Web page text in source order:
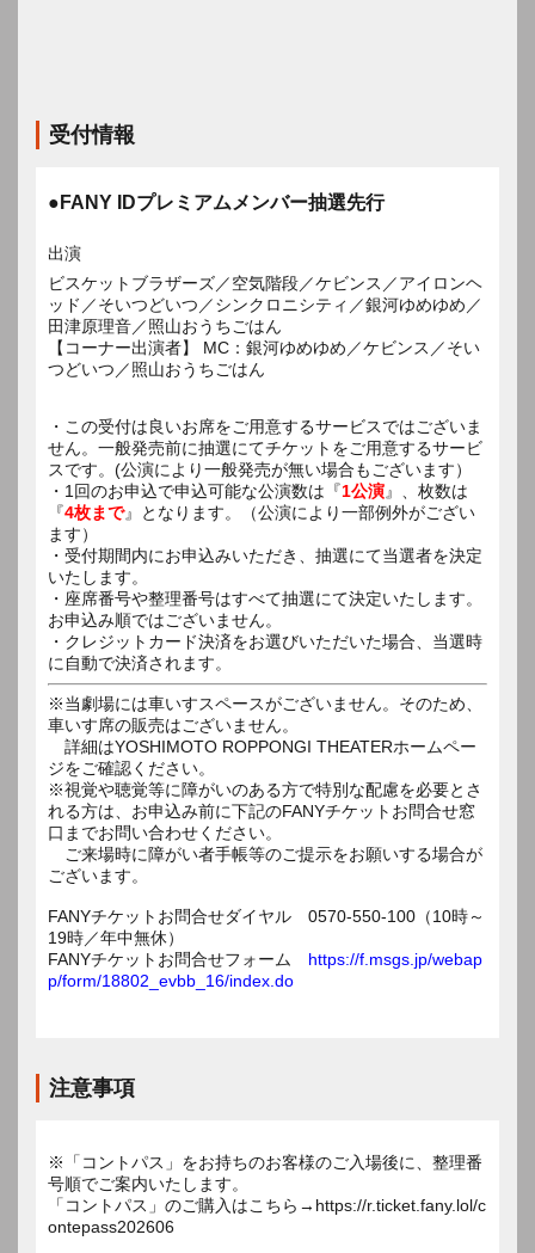
受付情報
●FANY IDプレミアムメンバー抽選先行
出演
ビスケットブラザーズ／空気階段／ケビンス／アイロンヘ
ッド／そいつどいつ／シンクロニシティ／銀河ゆめゆめ／
田津原理音／照山おうちごはん
【コーナー出演者】 MC：銀河ゆめゆめ／ケビンス／そい
つどいつ／照山おうちごはん
・この受付は良いお席をご用意するサービスではございま
せん。一般発売前に抽選にてチケットをご用意するサービ
スです。(公演により一般発売が無い場合もございます）
・1回のお申込で申込可能な公演数は『1公演』、枚数は
『4枚まで』となります。（公演により一部例外がござい
ます）
・受付期間内にお申込みいただき、抽選にて当選者を決定
いたします。
・座席番号や整理番号はすべて抽選にて決定いたします。
お申込み順ではございません。
・クレジットカード決済をお選びいただいた場合、当選時
に自動で決済されます。
※当劇場には車いすスペースがございません。そのため、
車いす席の販売はございません。
詳細はYOSHIMOTO ROPPONGI THEATERホームペー
ジをご確認ください。
※視覚や聴覚等に障がいのある方で特別な配慮を必要とさ
れる方は、お申込み前に下記のFANYチケットお問合せ窓
口までお問い合わせください。
ご来場時に障がい者手帳等のご提示をお願いする場合が
ございます。
FANYチケットお問合せダイヤル 0570-550-100（10時～
19時／年中無休）
FANYチケットお問合せフォーム https://f.msgs.jp/webap
p/form/18802_evbb_16/index.do
注意事項
※「コントパス」をお持ちのお客様のご入場後に、整理番
号順でご案内いたします。
「コントパス」のご購入はこちら→https://r.ticket.fany.lol/c
ontepass202606